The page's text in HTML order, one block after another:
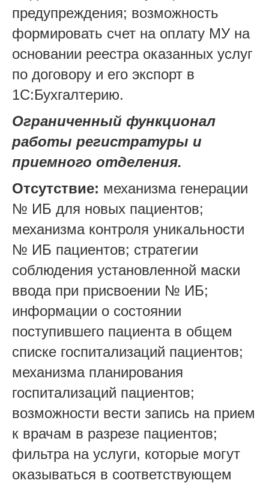
предупреждения; возможность
формировать счет на оплату МУ на
основании реестра оказанных услуг
по договору и его экспорт в
1С:Бухгалтерию.
Ограниченный функционал
работы регистратуры и
приемного отделения.
Отсутствие: механизма генерации
№ ИБ для новых пациентов;
механизма контроля уникальности
№ ИБ пациентов; стратегии
соблюдения установленной маски
ввода при присвоении № ИБ;
информации о состоянии
поступившего пациента в общем
списке госпитализаций пациентов;
механизма планирования
госпитализаций пациентов;
возможности вести запись на прием
к врачам в разрезе пациентов;
фильтра на услуги, которые могут
оказываться в соответствующем